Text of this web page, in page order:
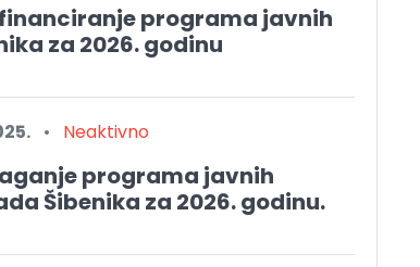
financiranje programa javnih
za 2026. godinu
• Neaktivno
programa javnih
Šibenika za 2026. godinu.